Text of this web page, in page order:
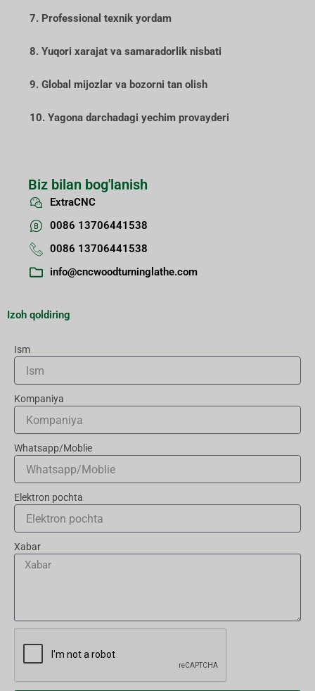
7. Professional texnik yordam
8. Yuqori xarajat va samaradorlik nisbati
9. Global mijozlar va bozorni tan olish
10. Yagona darchadagi yechim provayderi
Biz bilan bog'lanish
ExtraCNC
0086 13706441538
0086 13706441538
info@cncwoodturninglathe.com
Izoh qoldiring
Ism
Kompaniya
Whatsapp/Moblie
Elektron pochta
Xabar